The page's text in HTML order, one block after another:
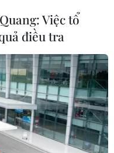
tiết
tại
giá
Việc tổ
điều tra